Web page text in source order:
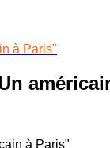
à Paris"